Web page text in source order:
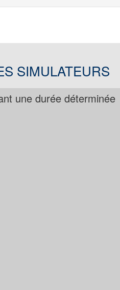
SIMULATEURS
une durée déterminée